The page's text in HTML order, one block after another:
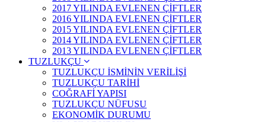
2017 YILINDA EVLENEN ÇİFTLER
2016 YILINDA EVLENEN ÇİFTLER
2015 YILINDA EVLENEN ÇİFTLER
2014 YILINDA EVLENEN ÇİFTLER
2013 YILINDA EVLENEN ÇİFTLER
TUZLUKÇU
TUZLUKÇU İSMİNİN VERİLİŞİ
TUZLUKÇU TARİHİ
COĞRAFİ YAPISI
TUZLUKÇU NÜFUSU
EKONOMİK DURUMU